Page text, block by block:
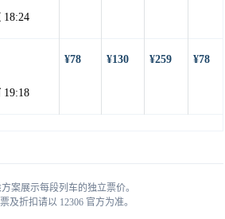
18:24
19:18
¥78 ¥130 ¥259 ¥78
案展示每段列车的独立票价。
及折扣请以 12306 官方为准。